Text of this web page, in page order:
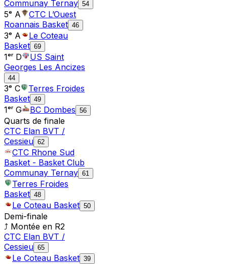
Communay Ternay 54
5ᵉ A
CTC L’Ouest
Roannais Basket 46
3ᵉ A
Le Coteau
Basket 69
1ᵉʳ D
US Saint
Georges Les Ancizes
44
3ᵉ C
Terres Froides
Basket 49
1ᵉʳ G BC Dombes 56
Quarts de finale
CTC Elan BVT /
Cessieu 62
CTC Rhone Sud
Basket - Basket Club
Communay Ternay 61
Terres Froides
Basket 48
Le Coteau Basket 50
Demi-finale
⤴ Montée en R2
CTC Elan BVT /
Cessieu 65
Le Coteau Basket 39